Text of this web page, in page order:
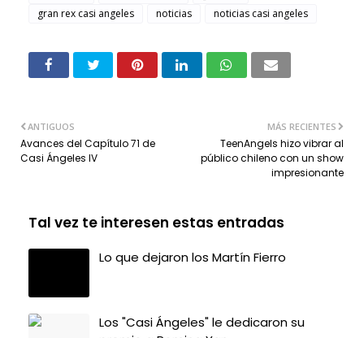
gran rex casi angeles
noticias noticias casi angeles
MÁS RECIENTES
TeenAngels hizo vibrar al
público chileno con un show
impresionante
ANTIGUOS
Avances del Capítulo 71 de
Casi Ángeles IV
Tal vez te interesen estas entradas
Lo que dejaron los Martín Fierro
Los "Casi Ángeles" le dedicaron su